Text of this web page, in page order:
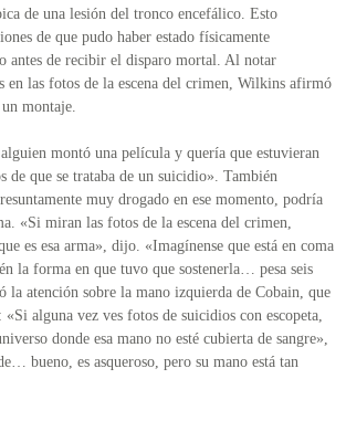
de una lesión del tronco encefálico. Esto
de que pudo haber estado físicamente
antes de recibir el disparo mortal. Al notar
en las fotos de la escena del crimen, Wilkins afirmó
montaje.
montó una película y quería que estuvieran
de que se trataba de un suicidio». También
muy drogado en ese momento, podría
«Si miran las fotos de la escena del crimen,
es esa arma», dijo. «Imagínense que está en coma
la forma en que tuvo que sostenerla… pesa seis
la atención sobre la mano izquierda de Cobain, que
alguna vez ves fotos de suicidios con escopeta,
donde esa mano no esté cubierta de sangre»,
bueno, es asqueroso, pero su mano está tan